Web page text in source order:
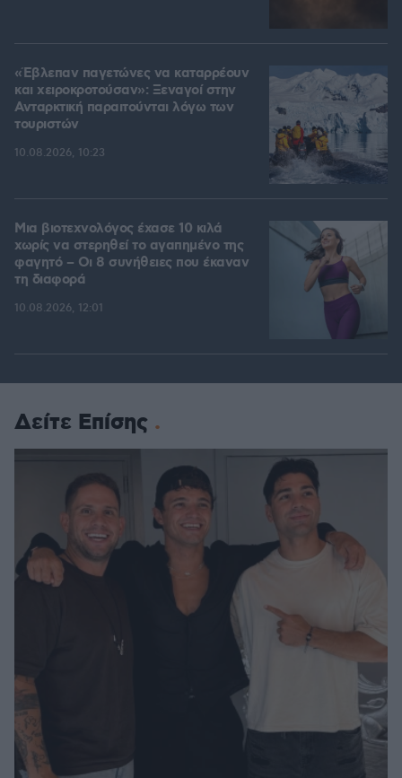
«Έβλεπαν παγετώνες να καταρρέουν
και χειροκροτούσαν»: Ξεναγοί στην
Ανταρκτική παραιτούνται λόγω των
τουριστών
10.08.2026, 10:23
Μια βιοτεχνολόγος έχασε 10 κιλά
χωρίς να στερηθεί το αγαπημένο της
φαγητό – Οι 8 συνήθειες που έκαναν
τη διαφορά
10.08.2026, 12:01
Δείτε Επίσης